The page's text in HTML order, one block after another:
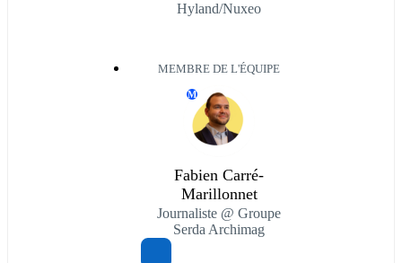
Hyland/Nuxeo
MEMBRE DE L'ÉQUIPE
M
Fabien Carré-
Marillonnet
Journaliste @ Groupe
Serda Archimag